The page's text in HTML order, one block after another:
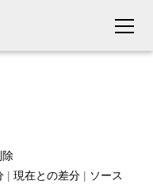
| 現在との差分| ソース